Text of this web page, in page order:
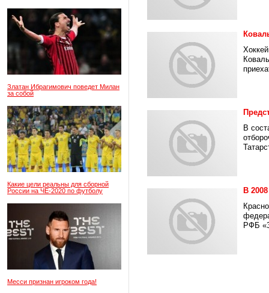
Златан Ибрагимович поведет Милан
за собой
Какие цели реальны для сборной
России на ЧЕ-2020 по футболу
Месси признан игроком года!
В
В
РФБ